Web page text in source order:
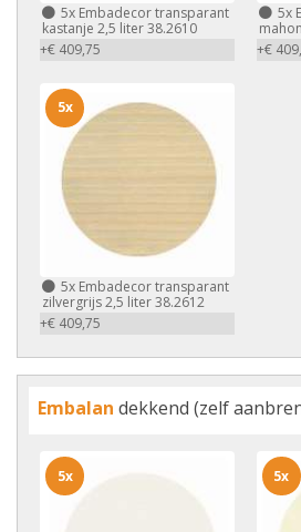
5x Embadecor transparant
kastanje 2,5 liter 38.2610
+€ 409,75
5x
+€
5x Embadecor transparant
zilvergrijs 2,5 liter 38.2612
+€ 409,75
5x
Embalan dekkend (zelf
5x 5x